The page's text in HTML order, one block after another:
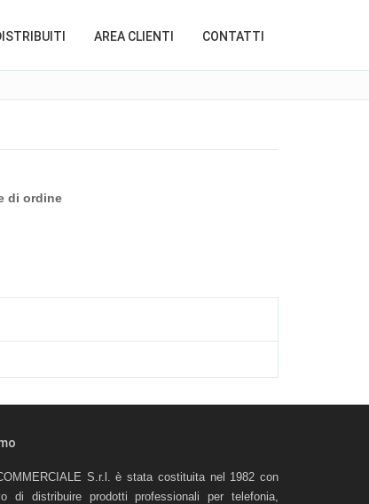
AREA CLIENTI CONTATTI
di ordine
S.r.l. è stata costituita nel 1982 con
di distribuire prodotti professionali per telefonia,